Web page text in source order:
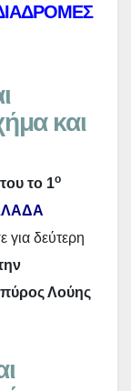
και
το 1ο
για δεύτερη
Λούης